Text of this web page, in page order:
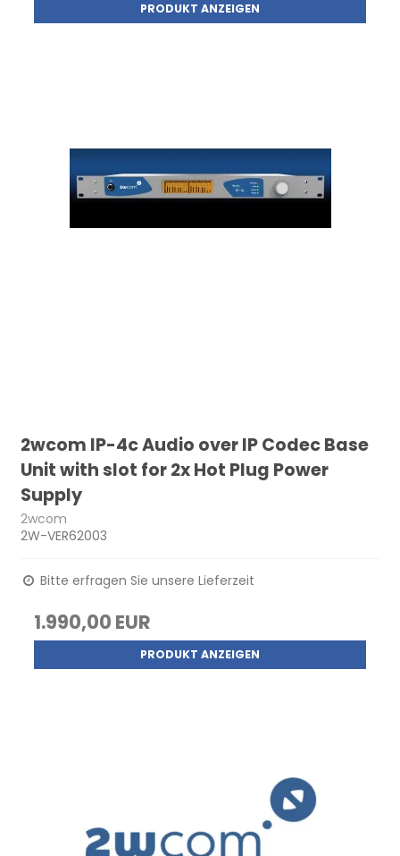
PRODUKT ANZEIGEN
2wcom IP-4c Audio over IP Codec Base
Unit with slot for 2x Hot Plug Power
Supply
2wcom
2W-VER62003
Bitte erfragen Sie unsere Lieferzeit
1.990,00 EUR
PRODUKT ANZEIGEN